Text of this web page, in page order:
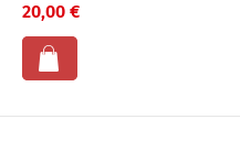
20,00 €